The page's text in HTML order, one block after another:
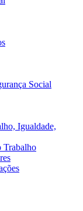
Social
Igualdade,
Trabalho